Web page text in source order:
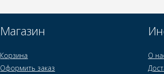
Магазин
Корзина
Оформить заказ
О